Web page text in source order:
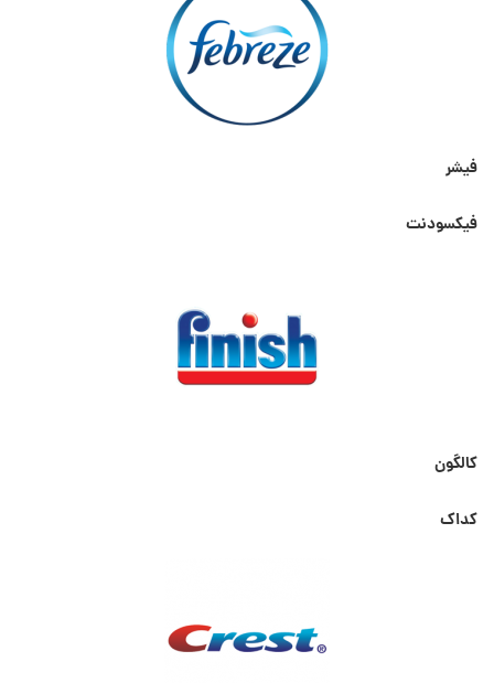
فیشر
فیکسودنت
کالگون
کداک